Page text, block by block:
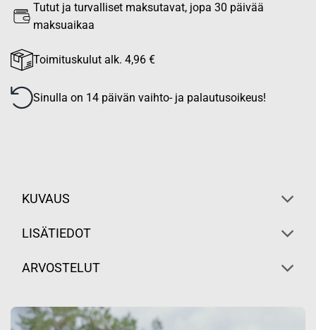
Tutut ja turvalliset maksutavat, jopa 30 päivää
maksuaikaa
Toimituskulut alk. 4,96 €
Sinulla on 14 päivän vaihto- ja palautusoikeus!
KUVAUS
LISÄTIEDOT
ARVOSTELUT